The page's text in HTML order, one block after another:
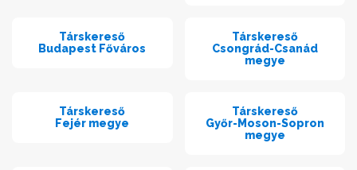
Társkereső
Budapest Főváros
Társkereső
Csongrád-Csanád
megye
Társkereső
Fejér megye
Társkereső
Győr-Moson-Sopron
megye